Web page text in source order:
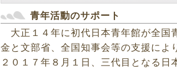
青年活動のサポート
大正１４年に初代日本青年館が全国
金と文部省、全国知事会等の支援によ
２０１７年８月１日、三代目となる日